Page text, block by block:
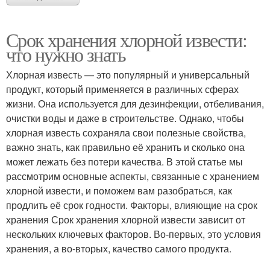
Срок хранения хлорной извести:
что нужно знать
Хлорная известь — это популярный и универсальный
продукт, который применяется в различных сферах
жизни. Она используется для дезинфекции, отбеливания,
очистки воды и даже в строительстве. Однако, чтобы
хлорная известь сохраняла свои полезные свойства,
важно знать, как правильно её хранить и сколько она
может лежать без потери качества. В этой статье мы
рассмотрим основные аспекты, связанные с хранением
хлорной извести, и поможем вам разобраться, как
продлить её срок годности. Факторы, влияющие на срок
хранения Срок хранения хлорной извести зависит от
нескольких ключевых факторов. Во-первых, это условия
хранения, а во-вторых, качество самого продукта.